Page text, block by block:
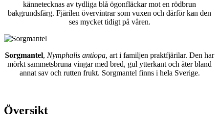
kännetecknas av tydliga blå ögonfläckar mot en rödbrun
bakgrundsfärg. Fjärilen övervintrar som vuxen och därför kan den
ses mycket tidigt på våren.
Sorgmantel, Nymphalis antiopa, art i familjen praktfjärilar. Den har
mörkt sammetsbruna vingar med bred, gul ytterkant och äter bland
annat sav och rutten frukt. Sorgmantel finns i hela Sverige.
Översikt